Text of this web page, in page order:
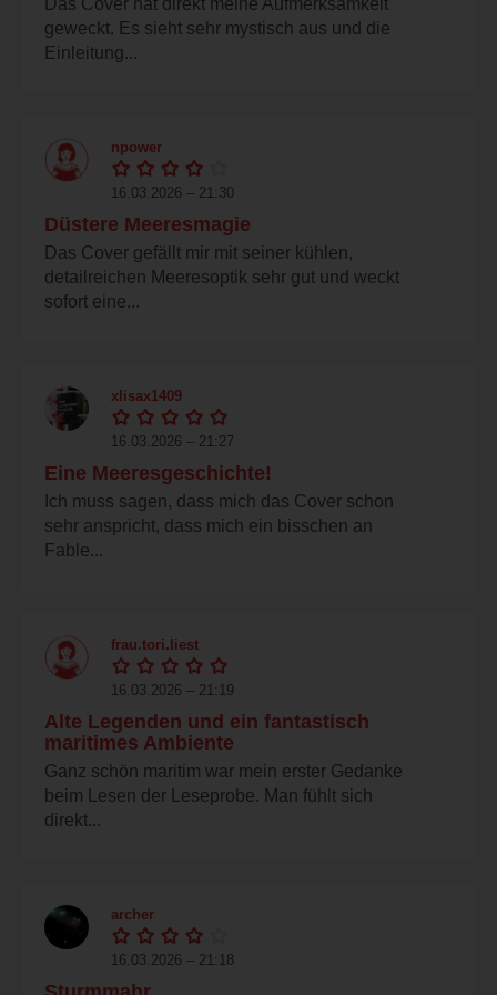
geweckt. Es sieht sehr mystisch aus und die
Einleitung...
npower
16.03.2026 – 21:30
Düstere Meeresmagie
Das Cover gefällt mir mit seiner kühlen,
detailreichen Meeresoptik sehr gut und weckt
sofort eine...
xlisax1409
16.03.2026 – 21:27
Eine Meeresgeschichte!
Ich muss sagen, dass mich das Cover schon
sehr anspricht, dass mich ein bisschen an
Fable...
frau.tori.liest
16.03.2026 – 21:19
Alte Legenden und ein fantastisch
maritimes Ambiente
Ganz schön maritim war mein erster Gedanke
beim Lesen der Leseprobe. Man fühlt sich
direkt...
archer
16.03.2026 – 21:18